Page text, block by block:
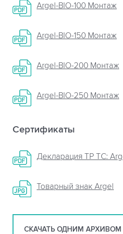
Argel-BIO-100 Монтаж
Argel-BIO-150 Монтаж
Argel-BIO-200 Монтаж
Argel-BIO-250 Монтаж
Сертификаты
Декларация ТР ТС:
Товарный знак Argel
СКАЧАТЬ ОДНИМ АРХИВОМ